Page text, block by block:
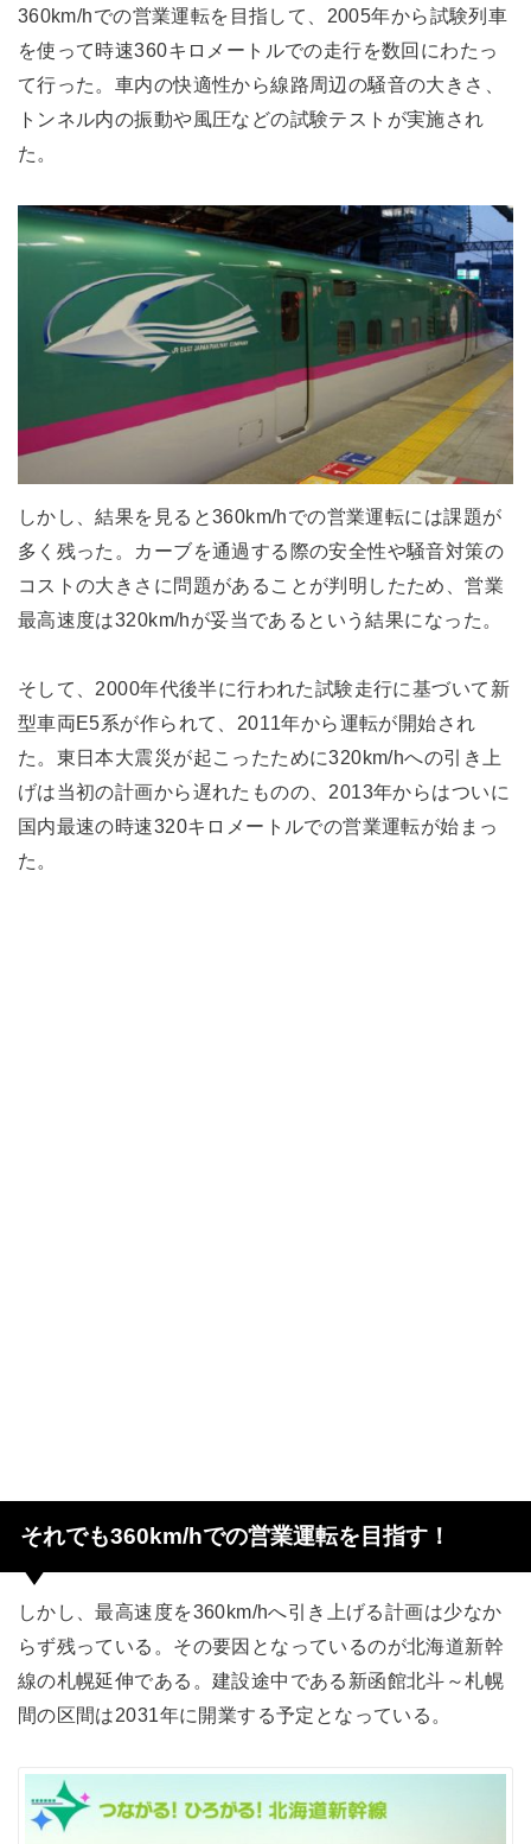
360km/hでの営業運転を目指して、2005年から試験列車
を使って時速360キロメートルでの走行を数回にわたっ
て行った。車内の快適性から線路周辺の騒音の大きさ、
トンネル内の振動や風圧などの試験テストが実施され
た。
しかし、結果を見ると360km/hでの営業運転には課題が
多く残った。カーブを通過する際の安全性や騒音対策の
コストの大きさに問題があることが判明したため、営業
最高速度は320km/hが妥当であるという結果になった。
そして、2000年代後半に行われた試験走行に基づいて新
型車両E5系が作られて、2011年から運転が開始され
た。東日本大震災が起こったために320km/hへの引き上
げは当初の計画から遅れたものの、2013年からはついに
国内最速の時速320キロメートルでの営業運転が始まっ
た。
それでも360km/hでの営業運転を目指す！
しかし、最高速度を360km/hへ引き上げる計画は少なか
らず残っている。その要因となっているのが北海道新幹
線の札幌延伸である。建設途中である新函館北斗～札幌
間の区間は2031年に開業する予定となっている。